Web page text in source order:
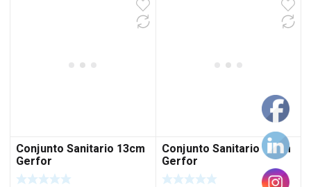
Conjunto Sanitario 13cm
Gerfor
Conjunto Sanitario 17cm
Gerfor